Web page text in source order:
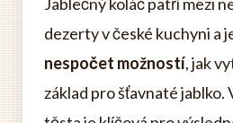
dezerty v české kuchyni a
nespočet možností, jak
základ pro šťavnaté jablko.